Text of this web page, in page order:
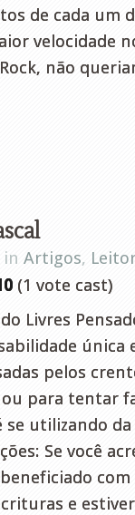
de cada um
velocidade
não
in Artigos,
(1 vote cast)
Livres
única
pelos
para tentar
utilizando da
Se você
com
e